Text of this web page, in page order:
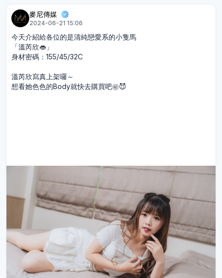
麥尼傳媒
2024-06-21 15:06
今天介紹給各位的是清純戀愛系的小隻馬
「溫芮欣👄」
身材密碼：155/45/32C
溫芮欣寫真上架囉～
想看她色色的Body就快去購買吧㊙️😈